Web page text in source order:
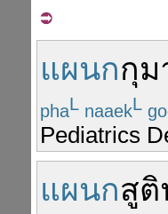
แผนกกุม
phaL naaekL
Pediatrics
แผนกสูติ